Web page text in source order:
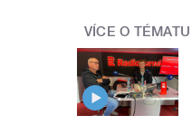
VÍCE O TÉMATU